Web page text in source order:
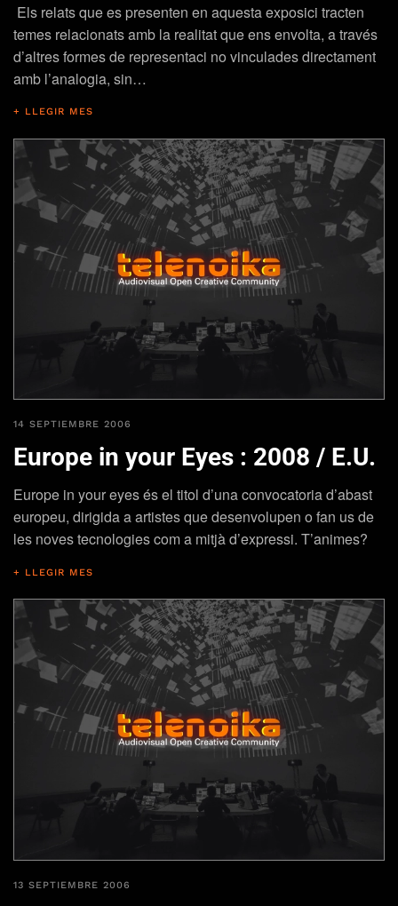
Els relats que es presenten en aquesta exposici tracten
temes relacionats amb la realitat que ens envolta, a través
d’altres formes de representaci no vinculades directament
amb l’analogia, sin…
+ LLEGIR MES
14 SEPTIEMBRE 2006
Europe in your Eyes : 2008 / E.U.
Europe in your eyes és el titol d’una convocatoria d’abast
europeu, dirigida a artistes que desenvolupen o fan us de
les noves tecnologies com a mitjà d’expressi. T’animes?
+ LLEGIR MES
13 SEPTIEMBRE 2006